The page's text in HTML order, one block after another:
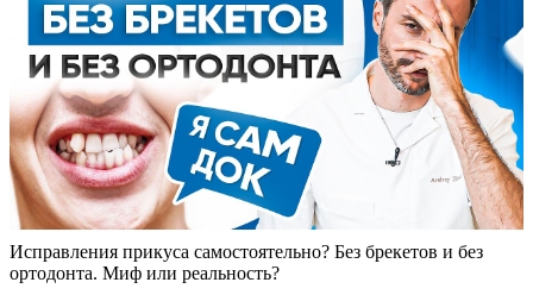
Исправления прикуса самостоятельно? Без брекетов и без
ортодонта. Миф или реальность?